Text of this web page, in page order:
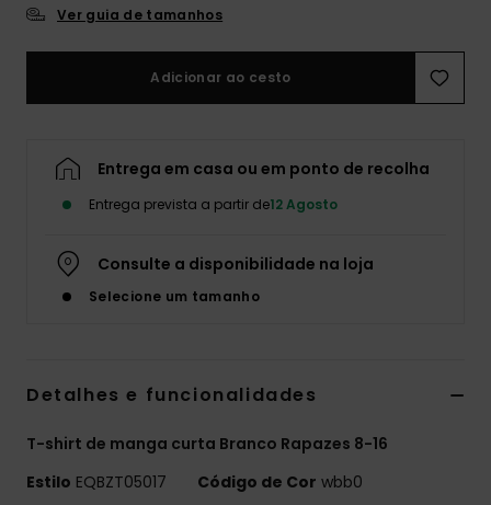
Ver guia de tamanhos
Adicionar ao cesto
Entrega em casa ou em ponto de recolha
Entrega prevista a partir de12 Agosto
Consulte a disponibilidade na loja
Selecione um tamanho
Detalhes e funcionalidades
T-shirt de manga curta Branco Rapazes 8-16
Estilo EQBZT05017 Código de Cor wbb0